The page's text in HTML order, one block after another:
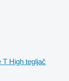
T High tegljač